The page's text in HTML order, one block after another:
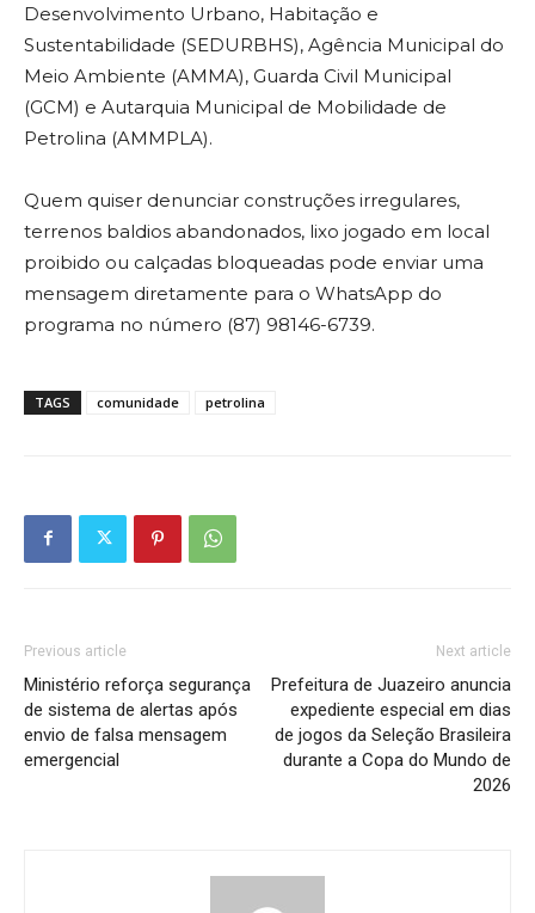
Desenvolvimento Urbano, Habitação e
Sustentabilidade (SEDURBHS), Agência Municipal do
Meio Ambiente (AMMA), Guarda Civil Municipal
(GCM) e Autarquia Municipal de Mobilidade de
Petrolina (AMMPLA).
Quem quiser denunciar construções irregulares,
terrenos baldios abandonados, lixo jogado em local
proibido ou calçadas bloqueadas pode enviar uma
mensagem diretamente para o WhatsApp do
programa no número (87) 98146-6739.
TAGS comunidade petrolina
Previous article
Ministério reforça segurança
de sistema de alertas após
envio de falsa mensagem
emergencial
Next article
Prefeitura de Juazeiro anuncia
expediente especial em dias
de jogos da Seleção Brasileira
durante a Copa do Mundo de
2026